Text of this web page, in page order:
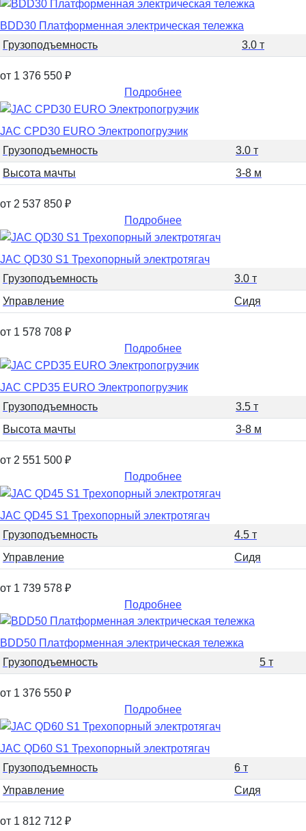
BDD30 Платформенная электрическая тележка
Грузоподъемность
3.0 т
от 1 376 550 ₽
Подробнее
JAC CPD30 EURO Электропогрузчик
Грузоподъемность
3.0 т
Высота мачты
3-8 м
от 2 537 850 ₽
Подробнее
JAC QD30 S1 Трехопорный электротягач
Грузоподъемность
3.0 т
Управление
Сидя
от 1 578 708 ₽
Подробнее
JAC CPD35 EURO Электропогрузчик
Грузоподъемность
3.5 т
Высота мачты
3-8 м
от 2 551 500 ₽
Подробнее
JAC QD45 S1 Трехопорный электротягач
Грузоподъемность
4.5 т
Управление
Сидя
от 1 739 578 ₽
Подробнее
BDD50 Платформенная электрическая тележка
Грузоподъемность
5 т
от 1 376 550 ₽
Подробнее
JAC QD60 S1 Трехопорный электротягач
Грузоподъемность
6 т
Управление
Сидя
от 1 812 712 ₽